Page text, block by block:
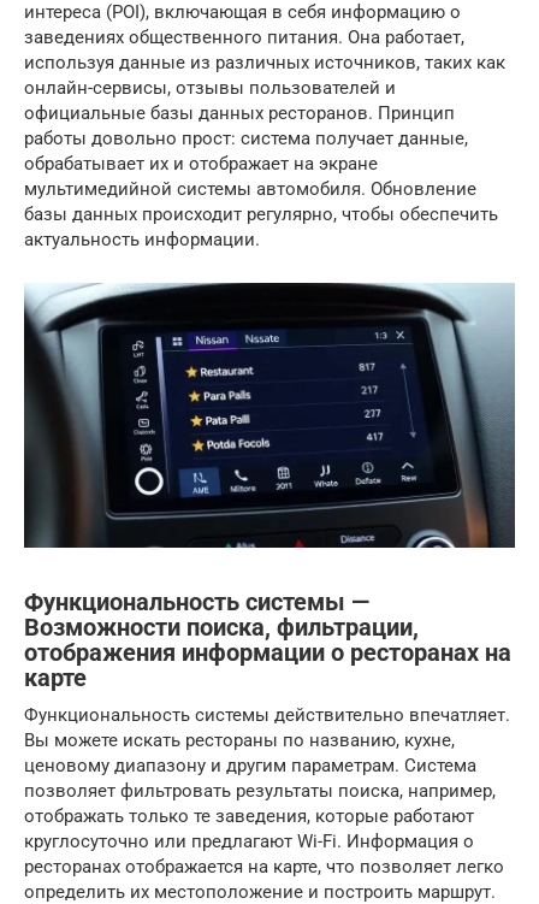
интереса (POI), включающая в себя информацию о
заведениях общественного питания. Она работает,
используя данные из различных источников, таких как
онлайн-сервисы, отзывы пользователей и
официальные базы данных ресторанов. Принцип
работы довольно прост: система получает данные,
обрабатывает их и отображает на экране
мультимедийной системы автомобиля. Обновление
базы данных происходит регулярно, чтобы обеспечить
актуальность информации.
Функциональность системы —
Возможности поиска, фильтрации,
отображения информации о ресторанах на
карте
Функциональность системы действительно впечатляет.
Вы можете искать рестораны по названию, кухне,
ценовому диапазону и другим параметрам. Система
позволяет фильтровать результаты поиска, например,
отображать только те заведения, которые работают
круглосуточно или предлагают Wi-Fi. Информация о
ресторанах отображается на карте, что позволяет легко
определить их местоположение и построить маршрут.